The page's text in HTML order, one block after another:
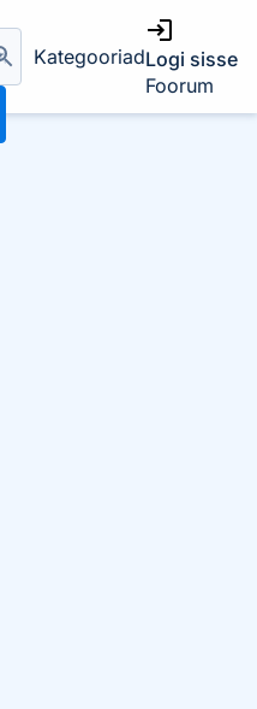
KategooriadLogi sisse
Foorum